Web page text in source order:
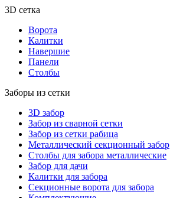
3D сетка
Ворота
Калитки
Навершие
Панели
Столбы
Заборы из сетки
3D забор
Забор из сварной сетки
Забор из сетки рабица
Металлический секционный забор
Столбы для забора металлические
Забор для дачи
Калитки для забора
Секционные ворота для забора